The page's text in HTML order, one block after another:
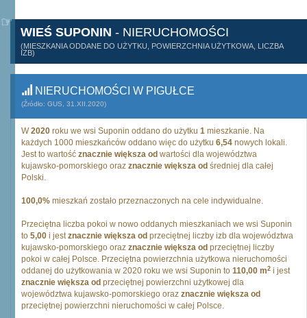
WIEŚ SUPONIN - NIERUCHOMOŚCI
(MIESZKANIA ODDANE DO UŻYTKU, POWIERZCHNIA UŻYTKOWA, LICZBA
IZB)
NIERUCHOMOŚCI W PIGUŁCE
(Źródło: GUS, 31.XII.2020)
W2020 roku we wsi Suponin oddano do użytku 1 mieszkanie. Na
każdych 1000 mieszkańców oddano więc do użytku 6,54 nowych lokali.
Jest to wartość znacznie większa od wartości dla województwa
kujawsko-pomorskiego oraz znacznie większa od średniej dla całej
Polski.
100,0% mieszkań zostało przeznaczonych na cele indywidualne.
Przeciętna liczba pokoi w nowo oddanych mieszkaniach we wsi Suponin
to 5,00 i jestznacznie większa od przeciętnej liczby izb dla województwa
kujawsko-pomorskiego oraz znacznie większa od przeciętnej liczby
pokoi w całej Polsce. Przeciętna powierzchnia użytkowa nieruchomości
oddanej do użytkowania w 2020 roku we wsi Suponin to 110,00 m2 i jest
znacznie większa od przeciętnej powierzchni użytkowej dla
województwa kujawsko-pomorskiego oraz znacznie większa od
przeciętnej powierzchni nieruchomości w całej Polsce.